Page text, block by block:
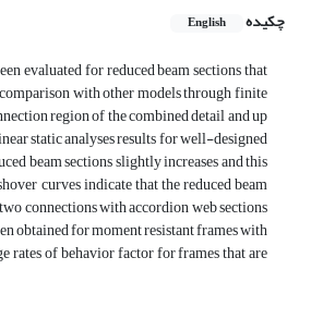
چکیده English
evaluated for reduced beam sections that
with other models through finite
region of the combined detail and up
static analyses results for well-designed
beam sections slightly increases and this
curves indicate that the reduced beam
connections with accordion web sections
obtained for moment resistant frames with
rates of behavior factor for frames that are